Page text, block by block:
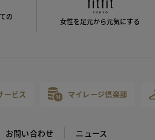
の
女性を足元から元気にする
ービス マイレージ倶楽部
お問い合わせ ニュース